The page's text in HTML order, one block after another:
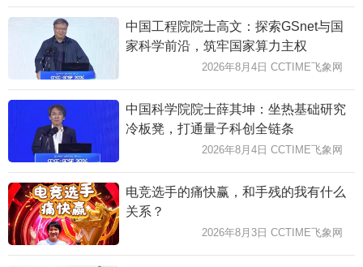
中国工程院院士高文：探索GSnet与国
家科学前沿，筑牢国家算力主权
2026年8月4日 CCTIME飞象网
中国科学院院士薛其坤：坐热基础研究
冷板凳，打通量子科创全链条
2026年8月4日 CCTIME飞象网
电竞选手的痛快赢，和手残的我有什么
关系？
2026年8月3日 CCTIME飞象网